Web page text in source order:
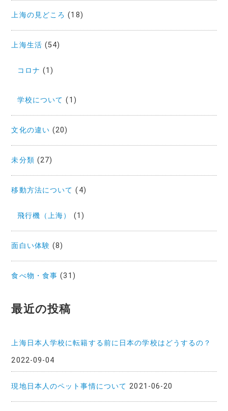
上海の見どころ (18)
上海生活 (54)
コロナ (1)
学校について (1)
文化の違い (20)
未分類 (27)
移動方法について (4)
飛行機（上海） (1)
面白い体験 (8)
食べ物・食事 (31)
最近の投稿
上海日本人学校に転籍する前に日本の学校はどうするの？
2022-09-04
現地日本人のペット事情について 2021-06-20